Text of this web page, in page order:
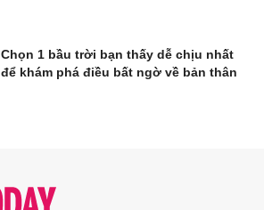
Chọn 1 bầu trời bạn thấy dễ chịu nhất
để khám phá điều bất ngờ về bản thân